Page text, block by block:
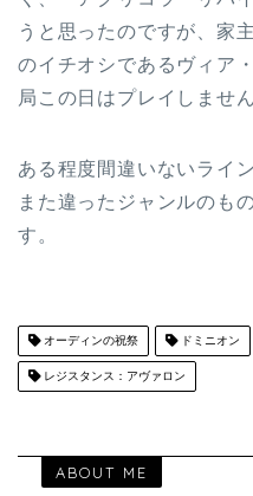
うと思ったのですが、家
のイチオシであるヴィア
局この日はプレイしませ
ある程度間違いないライ
また違ったジャンルのも
す。
オーディンの祝祭 ドミニオン
レジスタンス：アヴァロン
ABOUT ME